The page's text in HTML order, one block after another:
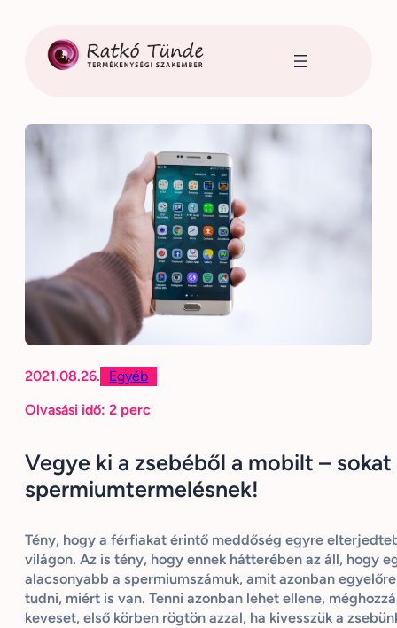
tartalomhoz
2021.08.26.
Egyéb
Olvasási idő: 2 perc
Vegye ki a zsebéből a mobilt – sokat
spermiumtermelésnek!
Tény, hogy a férfiakat érintő meddőség egyre
világon. Az is tény, hogy ennek hátterében az áll, hogy
alacsonyabb a spermiumszámuk, amit azonban
tudni, miért is van. Tenni azonban lehet ellene,
keveset, első körben rögtön azzal, ha kivesszük a